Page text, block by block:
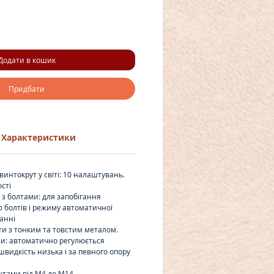
в кошик
Придбати
Характеристики
у світі: 10 налаштувань.
болтами: для запобігання
і режиму автоматичної
з тонким та товстим металом.
автоматично регулюється
низька і за певного опору